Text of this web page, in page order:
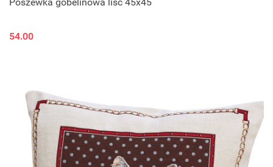
54.00